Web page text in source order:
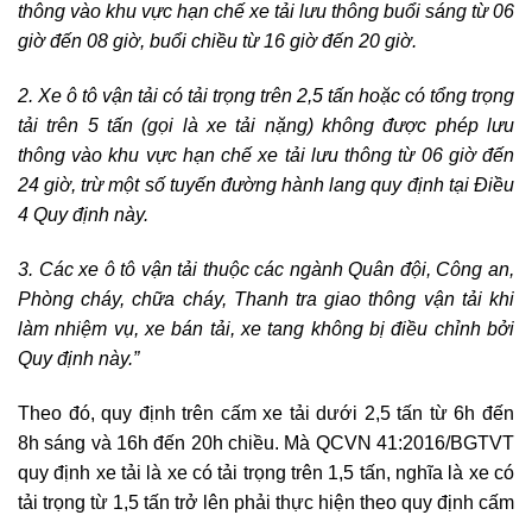
thông vào khu vực hạn chế xe tải lưu thông buổi sáng từ 06
giờ đến 08 giờ, buổi chiều từ 16 giờ đến 20 giờ.
2. Xe ô tô vận tải có tải trọng trên 2,5 tấn hoặc có tổng trọng
tải trên 5 tấn (gọi là xe tải nặng) không được phép lưu
thông vào khu vực hạn chế xe tải lưu thông từ 06 giờ đến
24 giờ, trừ một số tuyến đường hành lang quy định tại Điều
4 Quy định này.
3. Các xe ô tô vận tải thuộc các ngành Quân đội, Công an,
Phòng cháy, chữa cháy, Thanh tra giao thông vận tải khi
làm nhiệm vụ, xe bán tải, xe tang không bị điều chỉnh bởi
Quy định này.”
Theo đó, quy định trên cấm xe tải dưới 2,5 tấn từ 6h đến
8h sáng và 16h đến 20h chiều. Mà QCVN 41:2016/BGTVT
quy định xe tải là xe có tải trọng trên 1,5 tấn, nghĩa là xe có
tải trọng từ 1,5 tấn trở lên phải thực hiện theo quy định cấm